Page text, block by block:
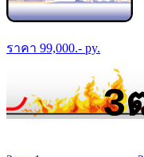
ราคา 99,000.- py.
3